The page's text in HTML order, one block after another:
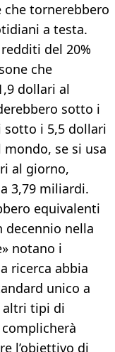
che tornerebbero
a testa.
del 20%
che
dollari al
sotto i
sotto i 5,5 dollari
se si usa
al giorno,
3,79 miliardi.
equivalenti
decennio nella
notano i
ricerca abbia
unico a
altri tipi di
l’obiettivo di